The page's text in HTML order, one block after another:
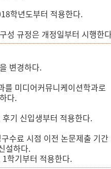
학년도부터 적용한다.
성 규정은 개정일부터 시행한
변경하다.
를 미디어커뮤니케이션학과로
다.
기 신입생부터 적용한다.
수료 시점 이전 논문제출 기간
설하다.
학기부터 적용한다.